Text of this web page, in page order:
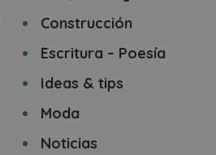
Construcción
Escritura – Poesía
Ideas & tips
Moda
Noticias